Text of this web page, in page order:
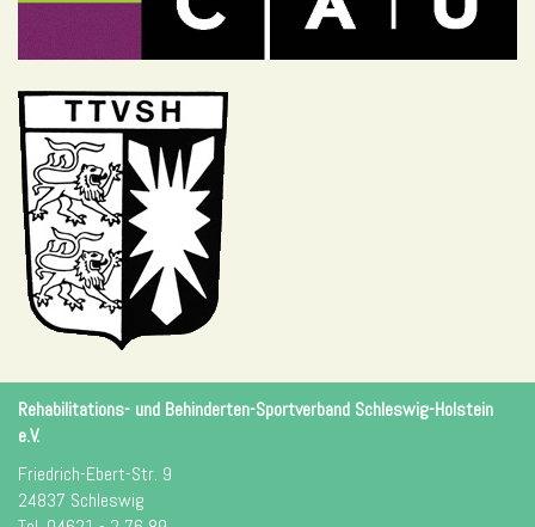
Rehabilitations- und Behinderten-Sportverband Schleswig-Holstein
e.V.
Friedrich-Ebert-Str. 9
24837 Schleswig